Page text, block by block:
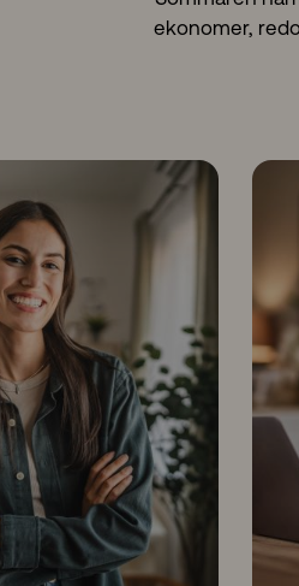
ekonomer,